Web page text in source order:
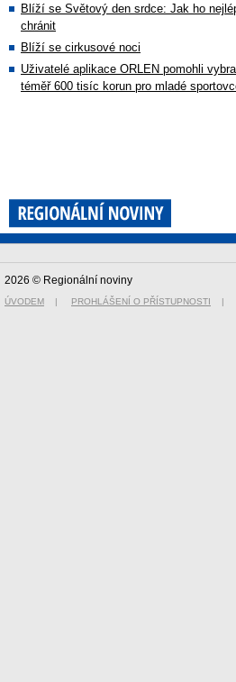
Blíží se Světový den srdce: Jak ho
chránit
Blíží se cirkusové noci
Uživatelé aplikace ORLEN pomohli
téměř 600 tisíc korun pro mladé
2026 © Regionální noviny
ÚVODEM | PROHLÁŠENÍ O PŘÍSTUPNOSTI |